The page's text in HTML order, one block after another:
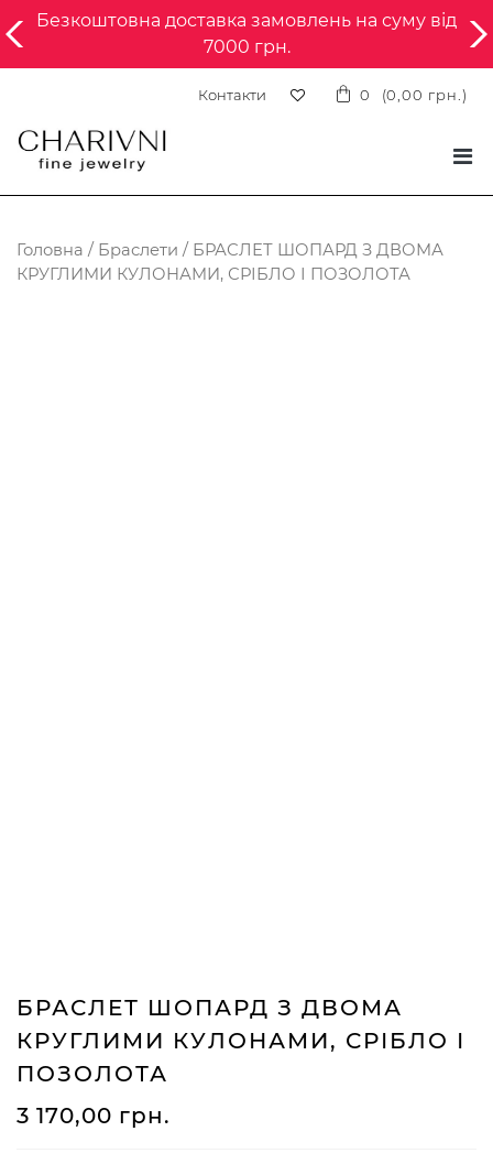
Безкоштовна доставка замовлень на суму від
7000 грн.
Контакти 0 (0,00 грн. )
Головна / Браслети / БРАСЛЕТ ШОПАРД З ДВОМА
КРУГЛИМИ КУЛОНАМИ, СРІБЛО І ПОЗОЛОТА
БРАСЛЕТ ШОПАРД З ДВОМА
КРУГЛИМИ КУЛОНАМИ, СРІБЛО І
ПОЗОЛОТА
3 170,00 грн.